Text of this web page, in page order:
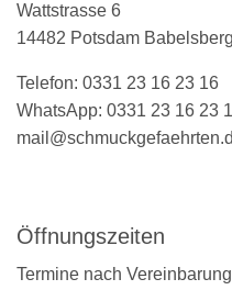
Wattstrasse 6
14482 Potsdam Babelsberg
Telefon: 0331 23 16 23 16
WhatsApp: 0331 23 16 23
Öffnungszeiten
Termine nach